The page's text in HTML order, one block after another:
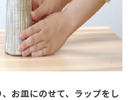
お皿にのせて、ラップをし